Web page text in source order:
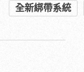
全新綁帶系統